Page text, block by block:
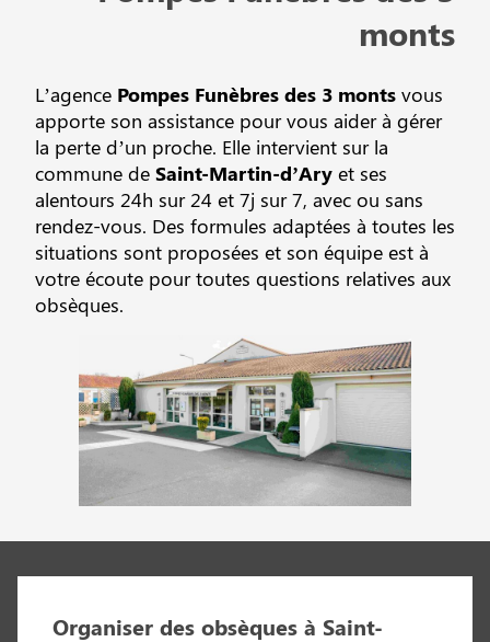
monts
L’agence Pompes Funèbres des 3 monts vous
apporte son assistance pour vous aider à gérer
la perte d’un proche. Elle intervient sur la
commune de Saint-Martin-d’Ary et ses
alentours 24h sur 24 et 7j sur 7, avec ou sans
rendez-vous. Des formules adaptées à toutes les
situations sont proposées et son équipe est à
votre écoute pour toutes questions relatives aux
obsèques.
Organiser des obsèques à Saint-